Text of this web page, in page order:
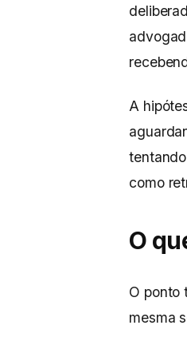
A
como
O
O ponto
mesma